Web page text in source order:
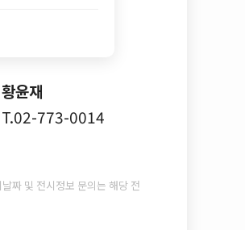
황윤재
T.02-773-0014
짜 및 전시정보 문의는 해당 전